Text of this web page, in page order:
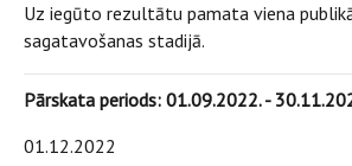
Uz iegūto rezultātu pamata viena
sagatavošanas stadijā.
Pārskata periods: 01.09.2022. -
01.12.2022